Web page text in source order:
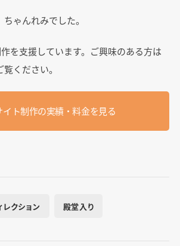
ゃんれみでした。
を支援しています。ご興味のある方は
ください。
イト制作の実績・料金を見る
レクション 殿堂入り